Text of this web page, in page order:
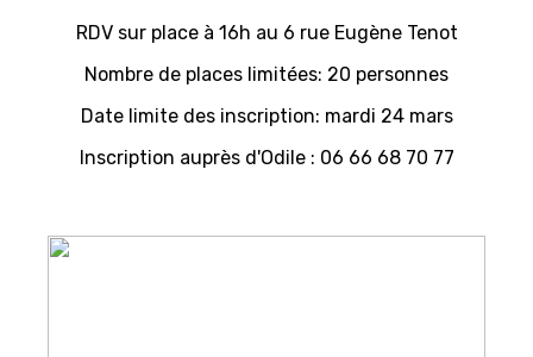
RDV sur place à 16h au 6 rue Eugène Tenot
Nombre de places limitées: 20 personnes
Date limite des inscription: mardi 24 mars
Inscription auprès d'Odile : 06 66 68 70 77